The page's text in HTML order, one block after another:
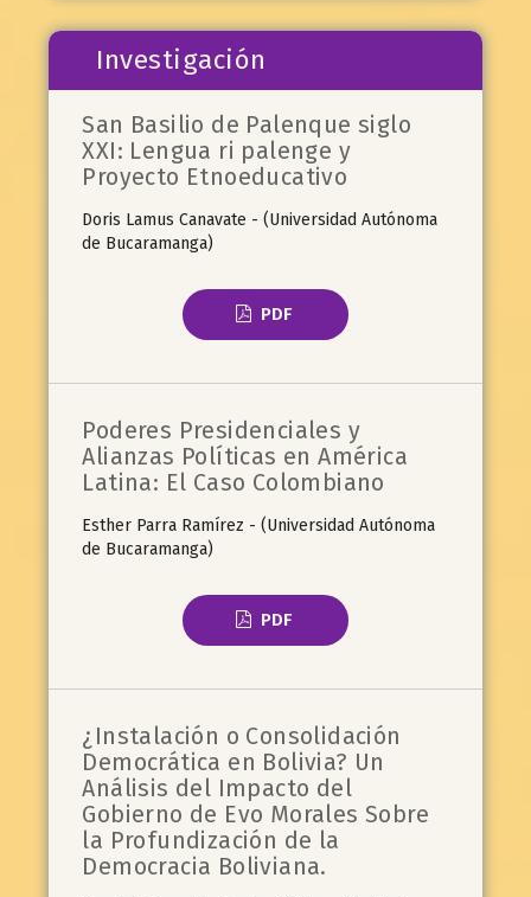
Investigación
San Basilio de Palenque siglo
XXI: Lengua ri palenge y
Proyecto Etnoeducativo
Doris Lamus Canavate - (Universidad Autónoma
de Bucaramanga)
PDF
Poderes Presidenciales y
Alianzas Políticas en América
Latina: El Caso Colombiano
Esther Parra Ramírez - (Universidad Autónoma
de Bucaramanga)
PDF
¿Instalación o Consolidación
Democrática en Bolivia? Un
Análisis del Impacto del
Gobierno de Evo Morales Sobre
la Profundización de la
Democracia Boliviana.